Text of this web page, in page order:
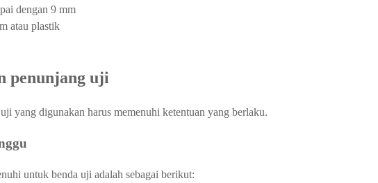
dengan 9 mm
atau plastik
penunjang uji
yang digunakan harus memenuhi ketentuan yang berlaku.
untuk benda uji adalah sebagai berikut: